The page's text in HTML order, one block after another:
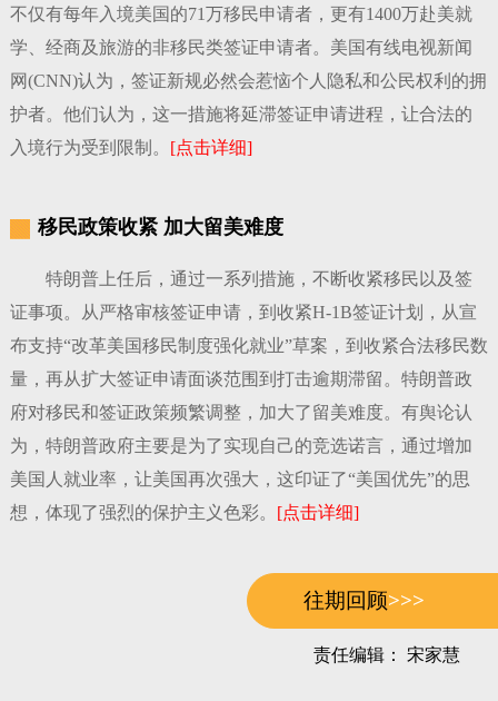
不仅有每年入境美国的71万移民申请者，更有1400万赴美就
学、经商及旅游的非移民类签证申请者。美国有线电视新闻
网(CNN)认为，签证新规必然会惹恼个人隐私和公民权利的拥
护者。他们认为，这一措施将延滞签证申请进程，让合法的
入境行为受到限制。 [点击详细]
移民政策收紧 加大留美难度
特朗普上任后，通过一系列措施，不断收紧移民以及签
证事项。从严格审核签证申请，到收紧H-1B签证计划，从宣
布支持“改革美国移民制度强化就业”草案，到收紧合法移民数
量，再从扩大签证申请面谈范围到打击逾期滞留。特朗普政
府对移民和签证政策频繁调整，加大了留美难度。有舆论认
为，特朗普政府主要是为了实现自己的竞选诺言，通过增加
美国人就业率，让美国再次强大，这印证了“美国优先”的思
想，体现了强烈的保护主义色彩。 [点击详细]
往期回顾>>>
责任编辑： 宋家慧